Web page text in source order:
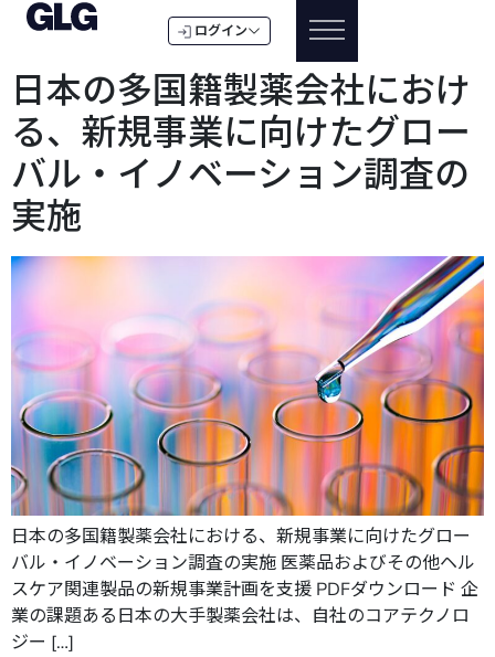
ログイン
日本の多国籍製薬会社におけ
る、新規事業に向けたグロー
バル・イノベーション調査の
実施
日本の多国籍製薬会社における、新規事業に向けたグロー
バル・イノベーション調査の実施 医薬品およびその他ヘル
スケア関連製品の新規事業計画を支援 PDFダウンロード 企
業の課題ある日本の大手製薬会社は、自社のコアテクノロ
ジー […]